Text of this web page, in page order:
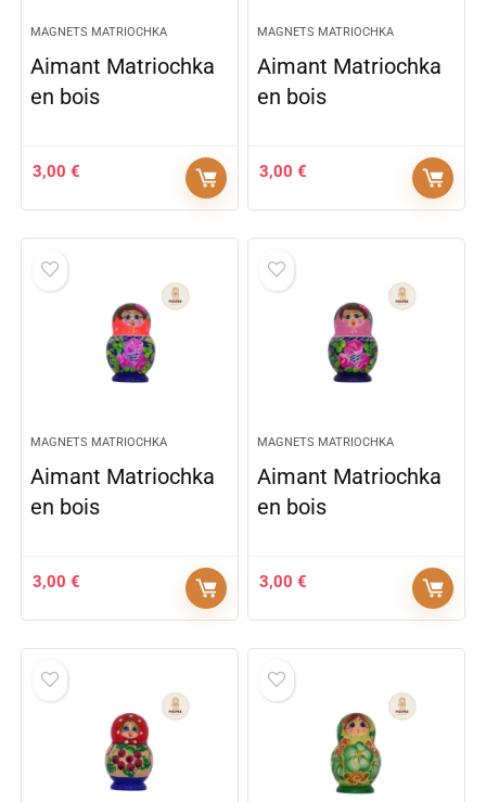
MAGNETS MATRIOCHKA
Aimant Matriochka
en bois
3,00€
MAGNETS MATRIOCHKA
Aimant Matriochka
en bois
3,00€
MAGNETS MATRIOCHKA
Aimant Matriochka
en bois
3,00€
MAGNETS MATRIOCHKA
Aimant Matriochka
en bois
3,00€